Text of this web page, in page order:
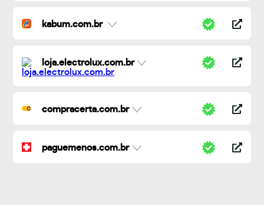
kabum.com.br
loja.electrolux.com.br
compracerta.com.br
paguemenos.com.br